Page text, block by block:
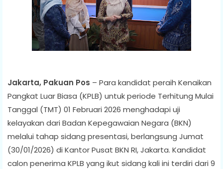
Jakarta, Pakuan Pos – Para kandidat peraih Kenaikan
Pangkat Luar Biasa (KPLB) untuk periode Terhitung Mulai
Tanggal (TMT) 01 Februari 2026 menghadapi uji
kelayakan dari Badan Kepegawaian Negara (BKN)
melalui tahap sidang presentasi, berlangsung Jumat
(30/01/2026) di Kantor Pusat BKN RI, Jakarta. Kandidat
calon penerima KPLB yang ikut sidang kali ini terdiri dari 9